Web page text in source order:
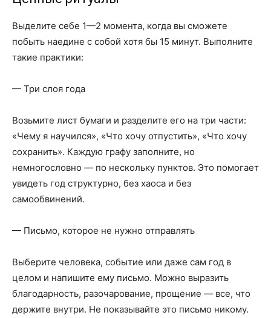
Выделите себе 1—2 момента, когда вы сможете
побыть наедине с собой хотя бы 15 минут. Выполните
такие практики:
— Три слоя года
Возьмите лист бумаги и разделите его на три части:
«Чему я научился», «Что хочу отпустить», «Что хочу
сохранить». Каждую графу заполните, но
немногословно — по нескольку пунктов. Это помогает
увидеть год структурно, без хаоса и без
самообвинений.
— Письмо, которое не нужно отправлять
Выберите человека, событие или даже сам год в
целом и напишите ему письмо. Можно выразить
благодарность, разочарование, прощение — все, что
держите внутри. Не показывайте это письмо никому.